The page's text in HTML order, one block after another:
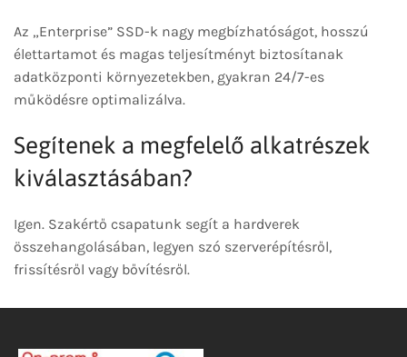
Az „Enterprise” SSD-k nagy megbízhatóságot, hosszú
élettartamot és magas teljesítményt biztosítanak
adatközponti környezetekben, gyakran 24/7-es
működésre optimalizálva.
Segítenek a megfelelő alkatrészek
kiválasztásában?
Igen. Szakértő csapatunk segít a hardverek
összehangolásában, legyen szó szerverépítésről,
frissítésről vagy bővítésről.